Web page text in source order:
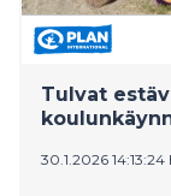
Tulvat
30.1.2026 14:13:24